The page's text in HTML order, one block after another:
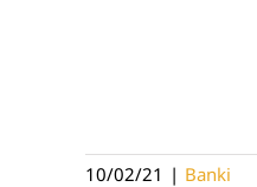
10/02/21 | Banki